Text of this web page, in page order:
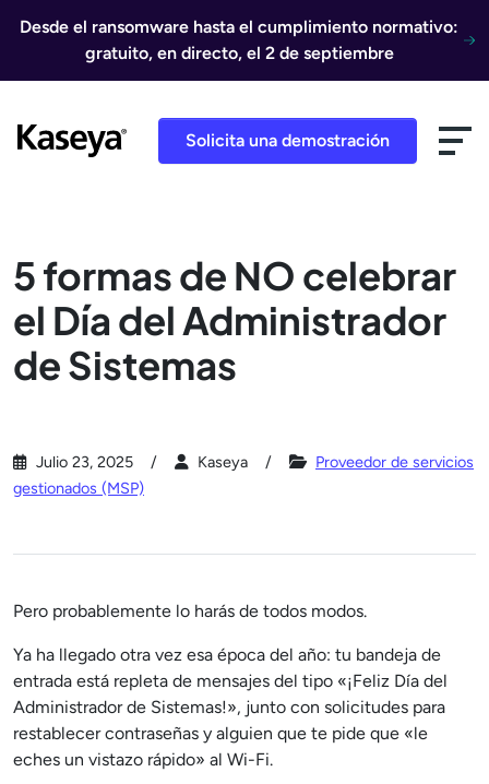
Desde el ransomware hasta el cumplimiento normativo:
gratuito, en directo, el 2 de septiembre
Solicita una demostración
5 formas de NO celebrar
el Día del Administrador
de Sistemas
Julio 23, 2025 Kaseya
Proveedor de servicios
gestionados (MSP)
Pero probablemente lo harás de todos modos.
Ya ha llegado otra vez esa época del año: tu bandeja de
entrada está repleta de mensajes del tipo «¡Feliz Día del
Administrador de Sistemas!», junto con solicitudes para
restablecer contraseñas y alguien que te pide que «le
eches un vistazo rápido» al Wi-Fi.